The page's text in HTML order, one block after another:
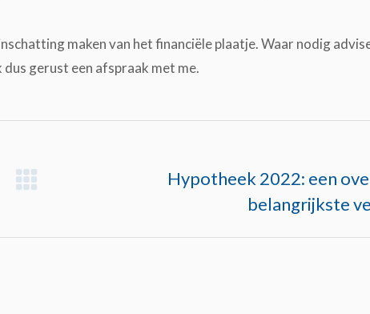
maken van het financiële plaatje. Waar nodig
gerust een afspraak met me.
Hypotheek 2022: een
belangrijkste